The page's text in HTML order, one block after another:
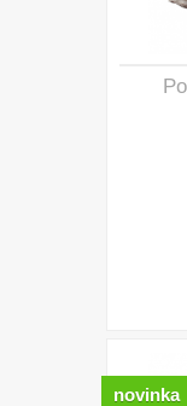
novinka